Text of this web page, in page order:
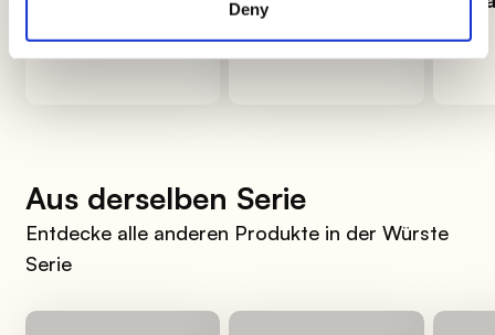
Deny
und aufbewahrt
Aus derselben Serie
Entdecke alle anderen Produkte in der Würste
Serie